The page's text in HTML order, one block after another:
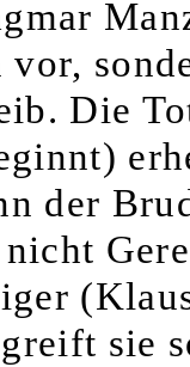
vor,
Die
der
sie